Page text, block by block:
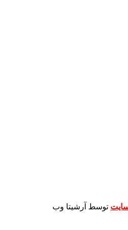
توسط آرشیتا وب